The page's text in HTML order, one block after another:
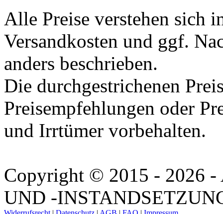
Alle Preise verstehen sich
Versandkosten und ggf.
anders beschrieben.
Die durchgestrichenen
Preisempfehlungen oder
und Irrtümer vorbehalten.
Copyright © 2015 - 2026
UND -